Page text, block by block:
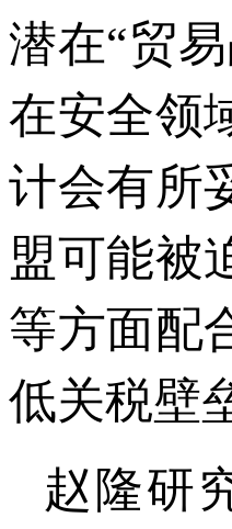
潜在“贸
在安全领
计会有所
盟可能被
等方面配
低关税壁
赵隆研